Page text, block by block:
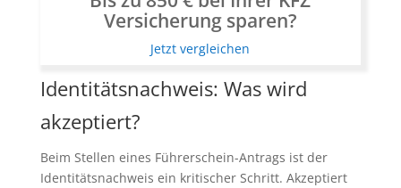
Versicherung sparen?
Jetzt vergleichen
Identitätsnachweis: Was wird
akzeptiert?
Beim Stellen eines Führerschein-Antrags ist der
Identitätsnachweis ein kritischer Schritt. Akzeptiert